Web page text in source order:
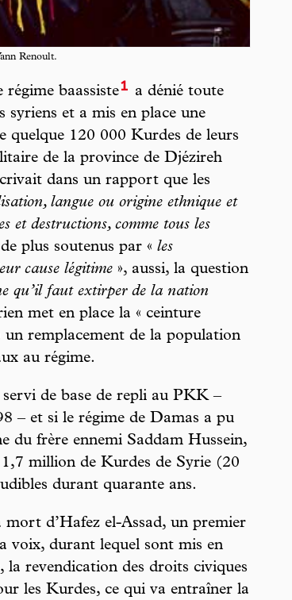
Renoult.
baassiste1
a dénié toute
syriens et a mis en place une
120 000 Kurdes de leurs
de la province de Djézireh
dans un rapport que les
langue ou origine ethnique et
et destructions, comme tous les
plus soutenus par « les
cause légitime », aussi, la question
qu’il faut extirper de la nation
met en place la « ceinture
un remplacement de la population
au régime.
servi de base de repli au PKK –
– et si le régime de Damas a pu
du frère ennemi Saddam Hussein,
1,7 million de Kurdes de Syrie (20
durant quarante ans.
mort d’Hafez el-Assad, un premier
voix, durant lequel sont mis en
la revendication des droits civiques
les Kurdes, ce qui va entraîner la